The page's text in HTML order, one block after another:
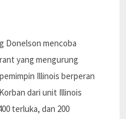
Donelson mencoba
yang mengurung
Illinois berperan
dari unit Illinois
terluka, dan 200